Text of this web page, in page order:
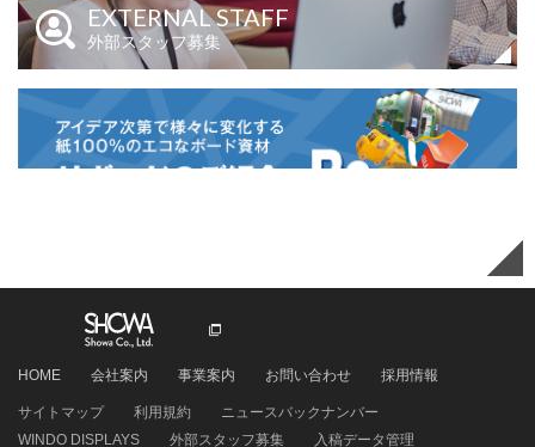
EXTERNAL STAFF
外部スタッフ募集
EXTERNAL STAFF
外部スタッフ募集
HOME 会社案内 事業案内 お問い合わせ 採用情報
サイトマップ 利用規約
ニュースバックナンバー
WINDO DISPLAYS
外部スタッフ募集 入稿データ管理